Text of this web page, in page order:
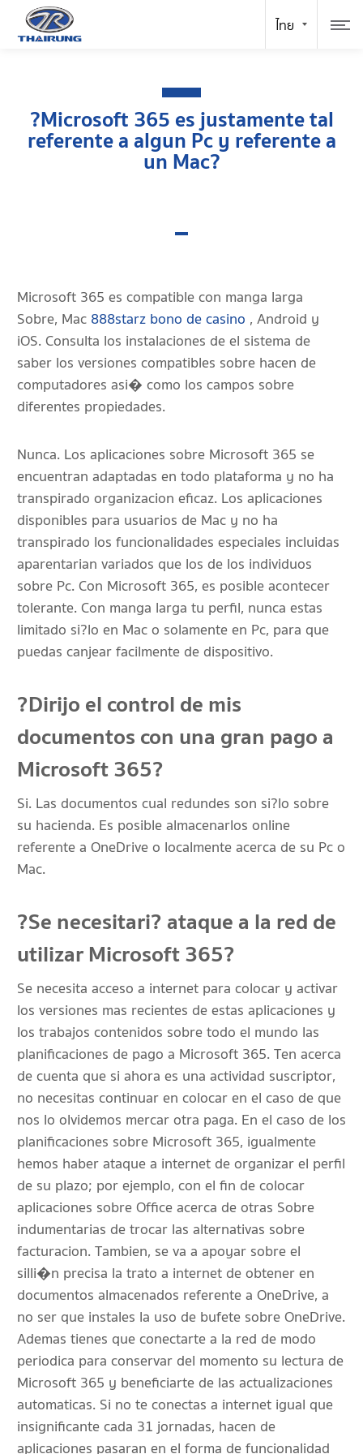
?Microsoft 365 es justamente tal
referente a algun Pc y referente a
un Mac?
Microsoft 365 es compatible con manga larga
Sobre, Mac 888starz bono de casino , Android y
iOS. Consulta los instalaciones de el sistema de
saber los versiones compatibles sobre hacen de
computadores asi� como los campos sobre
diferentes propiedades.
Nunca. Los aplicaciones sobre Microsoft 365 se
encuentran adaptadas en todo plataforma y no ha
transpirado organizacion eficaz. Los aplicaciones
disponibles para usuarios de Mac y no ha
transpirado los funcionalidades especiales incluidas
aparentarian variados que los de los individuos
sobre Pc. Con Microsoft 365, es posible acontecer
tolerante. Con manga larga tu perfil, nunca estas
limitado si?lo en Mac o solamente en Pc, para que
puedas canjear facilmente de dispositivo.
?Dirijo el control de mis
documentos con una gran pago a
Microsoft 365?
Si. Las documentos cual redundes son si?lo sobre
su hacienda. Es posible almacenarlos online
referente a OneDrive o localmente acerca de su Pc o
Mac.
?Se necesitari? ataque a la red de
utilizar Microsoft 365?
Se necesita acceso a internet para colocar y activar
los versiones mas recientes de estas aplicaciones y
los trabajos contenidos sobre todo el mundo las
planificaciones de pago a Microsoft 365. Ten acerca
de cuenta que si ahora es una actividad suscriptor,
no necesitas continuar en colocar en el caso de que
nos lo olvidemos mercar otra paga. En el caso de los
planificaciones sobre Microsoft 365, igualmente
hemos haber ataque a internet de organizar el perfil
de su plazo; por ejemplo, con el fin de colocar
aplicaciones sobre Office acerca de otras Sobre
indumentarias de trocar las alternativas sobre
facturacion. Tambien, se va a apoyar sobre el
silli�n precisa la trato a internet de obtener en
documentos almacenados referente a OneDrive, a
no ser que instales la uso de bufete sobre OneDrive.
Ademas tienes que conectarte a la red de modo
periodica para conservar del momento su lectura de
Microsoft 365 y beneficiarte de las actualizaciones
automaticas. Si no te conectas a internet igual que
insignificante cada 31 jornadas, hacen de
aplicaciones pasaran en el forma de funcionalidad